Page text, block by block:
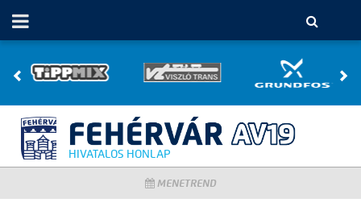
HIVATALOS HONLAP
MENETREND